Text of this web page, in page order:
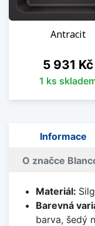
Antracit
Cena
5 931 Kč
1 ks
Informace
O značce
Materiál:
Barevná
barva, šedý